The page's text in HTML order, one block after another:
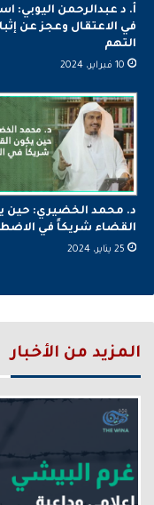
أ. د عبدالرحمن اليوبي:
في الاعتقال وعجز عن
التهم
10 فبراير، 2024
د. محمد الخضيري: حين
القضاء شريكاً في
25 يناير، 2024
المزيد من الأخبار